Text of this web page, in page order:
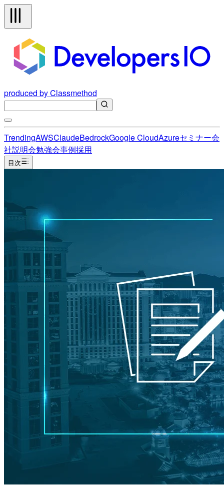
produced by Classmethod
TrendingAWSClaudeBedrockGoogle CloudAzureセミナー会
社説明会勉強会事例採用
目次